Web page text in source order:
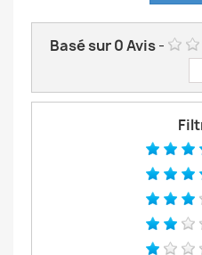
Basé sur0Avis-